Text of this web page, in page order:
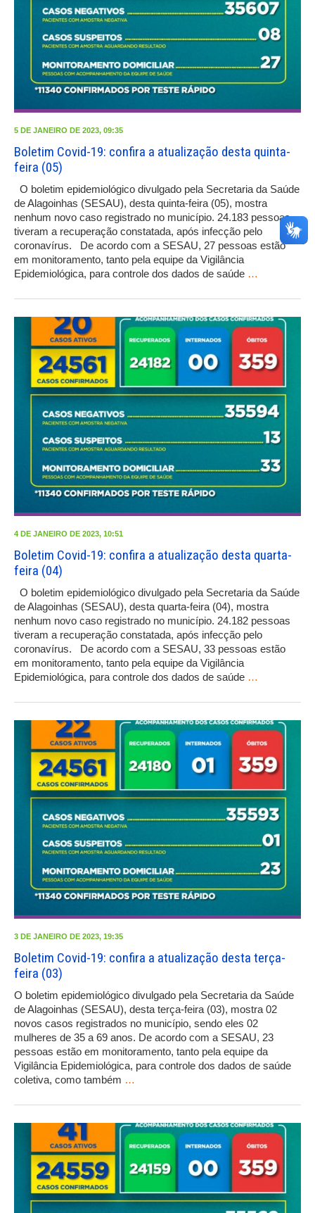
5 DE JANEIRO DE 2023, 09:35
Boletim Covid-19: confira a atualização desta quinta-
feira (05)
O boletim epidemiológico divulgado pela Secretaria da Saúde
de Alagoinhas (SESAU), desta quinta-feira (05), mostra
nenhum novo caso registrado no município. 24.183 pessoas
tiveram a recuperação constatada, após infecção pelo
coronavírus. De acordo com a SESAU, 27 pessoas estão
em monitoramento, tanto pela equipe da Vigilância
Epidemiológica, para controle dos dados de saúde …
4 DE JANEIRO DE 2023, 10:51
Boletim Covid-19: confira a atualização desta quarta-
feira (04)
O boletim epidemiológico divulgado pela Secretaria da Saúde
de Alagoinhas (SESAU), desta quarta-feira (04), mostra
nenhum novo caso registrado no município. 24.182 pessoas
tiveram a recuperação constatada, após infecção pelo
coronavírus. De acordo com a SESAU, 33 pessoas estão
em monitoramento, tanto pela equipe da Vigilância
Epidemiológica, para controle dos dados de saúde …
3 DE JANEIRO DE 2023, 19:35
Boletim Covid-19: confira a atualização desta terça-
feira (03)
O boletim epidemiológico divulgado pela Secretaria da Saúde
de Alagoinhas (SESAU), desta terça-feira (03), mostra 02
novos casos registrados no município, sendo eles 02
mulheres de 35 a 69 anos. De acordo com a SESAU, 23
pessoas estão em monitoramento, tanto pela equipe da
Vigilância Epidemiológica, para controle dos dados de saúde
coletiva, como também …